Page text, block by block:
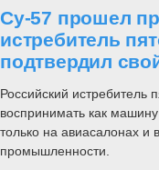
Су-57 прошел
истребитель
подтвердил
Российский истребитель
воспринимать как
только на авиасалонах и
промышленности.